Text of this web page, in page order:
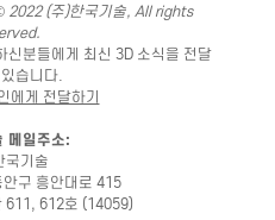
2022 (주)한국기술, All rights
신분들에게 최신 3D 소식을 전달
습니다.
에게 전달하기
메일주소:
국기술
구 흥안대로 415
611, 612호 (14059)